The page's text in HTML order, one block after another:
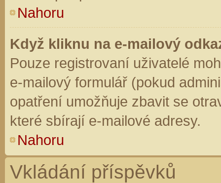
Nahoru
Když kliknu na e-mailový
Pouze registrovaní uživatelé
e-mailový formulář (pokud
opatření umožňuje zbavit se
které sbírají e-mailové adresy.
Nahoru
Vkládání příspěvků